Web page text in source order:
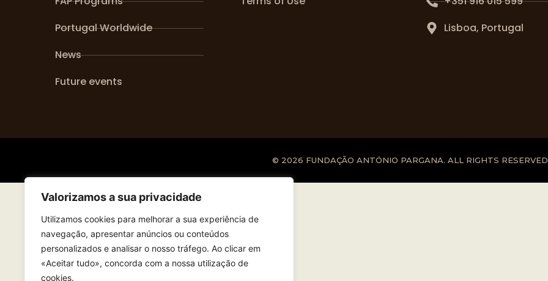
Valorizamos a sua privacidade
Utilizamos cookies para melhorar a sua experiência de
navegação, apresentar anúncios ou conteúdos
personalizados e analisar o nosso tráfego. Ao clicar em
«Aceitar tudo», concorda com a nossa utilização de
cookies.
Portugal Worldwide
News
Future events
Lisboa, Portugal
© 2026 FUNDAÇÃO ANTÓNIO PARGANA. ALL RIGHTS